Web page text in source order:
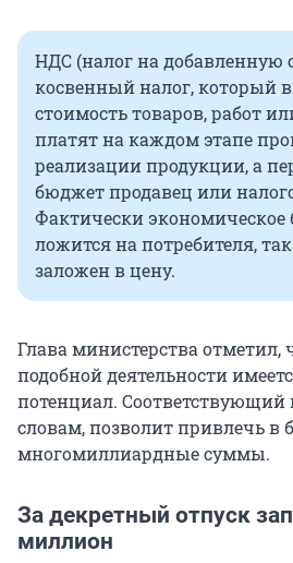
НДС (налог на добавленную
косвенный налог, который
стоимость товаров, работ
платят на каждом этапе
реализации продукции, а
бюджет продавец или
Фактически
ложится на потребителя,
заложен в цену.
Глава министерства отметил,
подобной деятельности
потенциал. Соответствующий
словам, позволит привлечь в
многомиллиардные суммы.
За декретный отпуск
миллион